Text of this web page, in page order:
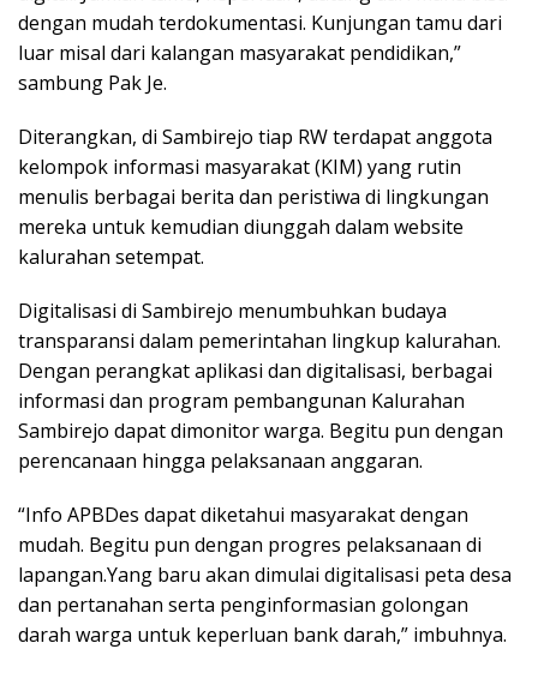
dengan mudah terdokumentasi. Kunjungan tamu dari
luar misal dari kalangan masyarakat pendidikan,”
sambung Pak Je.
Diterangkan, di Sambirejo tiap RW terdapat anggota
kelompok informasi masyarakat (KIM) yang rutin
menulis berbagai berita dan peristiwa di lingkungan
mereka untuk kemudian diunggah dalam website
kalurahan setempat.
Digitalisasi di Sambirejo menumbuhkan budaya
transparansi dalam pemerintahan lingkup kalurahan.
Dengan perangkat aplikasi dan digitalisasi, berbagai
informasi dan program pembangunan Kalurahan
Sambirejo dapat dimonitor warga. Begitu pun dengan
perencanaan hingga pelaksanaan anggaran.
“Info APBDes dapat diketahui masyarakat dengan
mudah. Begitu pun dengan progres pelaksanaan di
lapangan.Yang baru akan dimulai digitalisasi peta desa
dan pertanahan serta penginformasian golongan
darah warga untuk keperluan bank darah,” imbuhnya.